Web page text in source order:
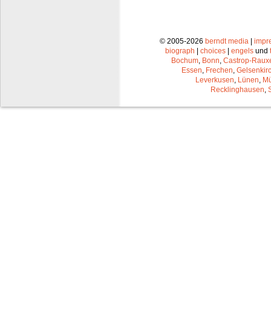
© 2005-2026 berndt media |
biograph | choices | engels und
Bochum Bonn Castrop-
Essen Frechen
Leverkusen Lünen
Recklinghausen